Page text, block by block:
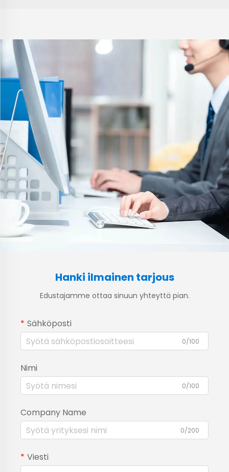
Hanki ilmainen tarjous
Edustajamme ottaa sinuun yhteyttä pian.
Sähköposti
0/100
Nimi
0/100
Company Name
0/200
Viesti